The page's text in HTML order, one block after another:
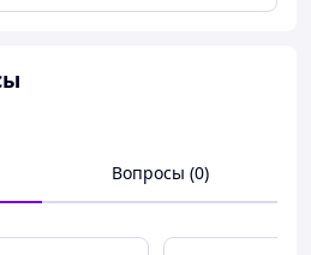
Вопросы (0)